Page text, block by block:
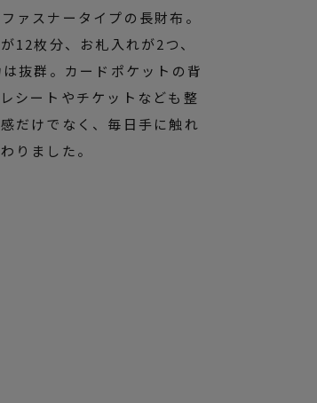
ァスナータイプの長財布。
12枚分、お札入れが2つ、
抜群。カードポケットの背
シートやチケットなども整
だけでなく、毎日手に触れ
りました。